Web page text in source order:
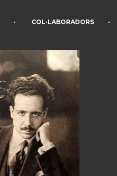
• COL·LABORADORS •